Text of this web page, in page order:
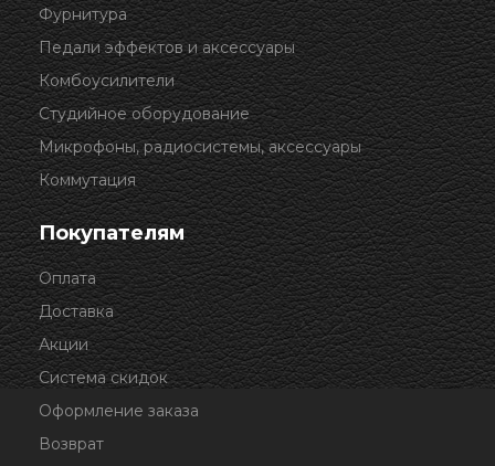
Фурнитура
Педали эффектов и аксессуары
Комбоусилители
Студийное оборудование
Микрофоны, радиосистемы, аксессуары
Коммутация
Покупателям
Оплата
Доставка
Акции
Система скидок
Оформление заказа
Возврат